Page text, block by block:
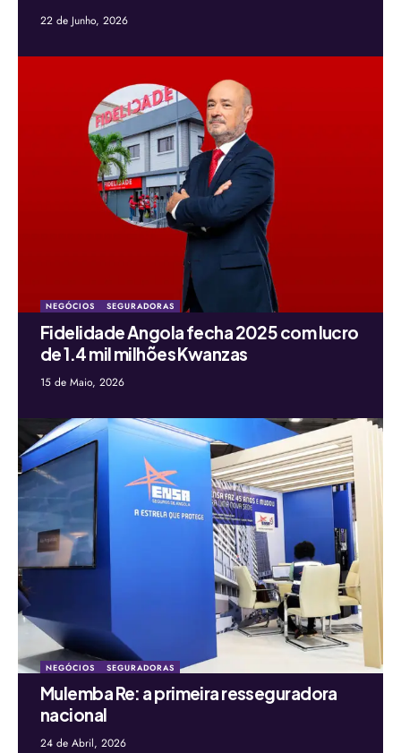
22 de Junho, 2026
NEGÓCIOS SEGURADORAS
Fidelidade Angola fecha 2025 com lucro
de 1.4 mil milhões Kwanzas
15 de Maio, 2026
NEGÓCIOS SEGURADORAS
Mulemba Re: a primeira resseguradora
nacional
24 de Abril, 2026